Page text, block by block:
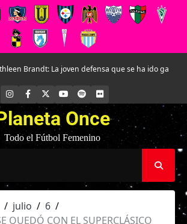
La joven defensa que se ha ido ganando un lugar
INSTAGRAM
FACEBOOK YOUTUBE
SPOTIFYFLICKR
Once
Todo el Fútbol Femenino
julio
6
QUEDÓ CON EL SUPERCLÁSICO